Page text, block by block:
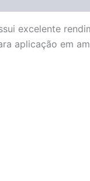
excelente
aplicação em